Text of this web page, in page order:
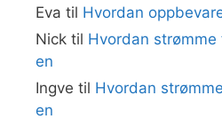
Eva til Hvordan
Nick til Hvordan
en
Ingve til Hvordan
en